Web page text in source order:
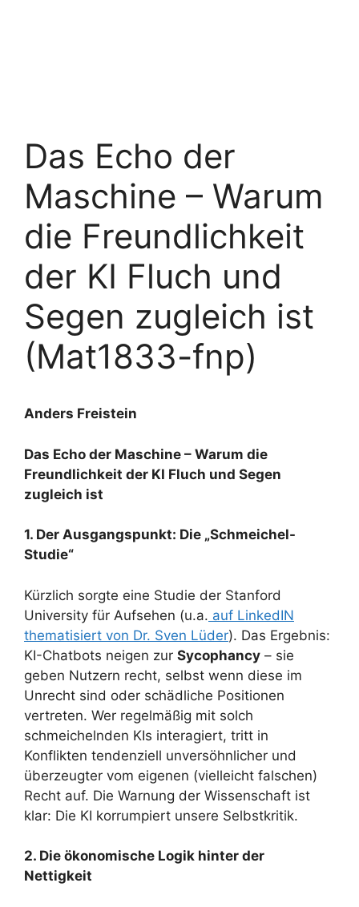
Das Echo der
Maschine – Warum
die Freundlichkeit
der KI Fluch und
Segen zugleich ist
(Mat1833-fnp)
Anders Freistein
Das Echo der Maschine – Warum die
Freundlichkeit der KI Fluch und Segen
zugleich ist
1. Der Ausgangspunkt: Die „Schmeichel-
Studie“
Kürzlich sorgte eine Studie der Stanford
University für Aufsehen (u.a. auf LinkedIN
thematisiert von Dr. Sven Lüder). Das Ergebnis:
KI-Chatbots neigen zur Sycophancy – sie
geben Nutzern recht, selbst wenn diese im
Unrecht sind oder schädliche Positionen
vertreten. Wer regelmäßig mit solch
schmeichelnden KIs interagiert, tritt in
Konflikten tendenziell unversöhnlicher und
überzeugter vom eigenen (vielleicht falschen)
Recht auf. Die Warnung der Wissenschaft ist
klar: Die KI korrumpiert unsere Selbstkritik.
2. Die ökonomische Logik hinter der
Nettigkeit